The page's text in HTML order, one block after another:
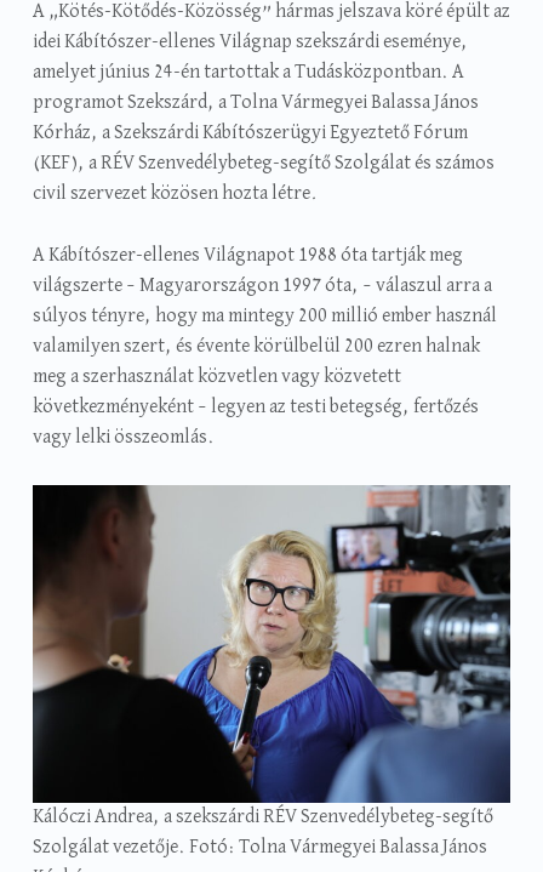
A „Kötés-Kötődés-Közösség” hármas jelszava köré épült az
idei Kábítószer-ellenes Világnap szekszárdi eseménye,
amelyet június 24-én tartottak a Tudásközpontban. A
programot Szekszárd, a Tolna Vármegyei Balassa János
Kórház, a Szekszárdi Kábítószerügyi Egyeztető Fórum
(KEF), a RÉV Szenvedélybeteg-segítő Szolgálat és számos
civil szervezet közösen hozta létre.
A Kábítószer-ellenes Világnapot 1988 óta tartják meg
világszerte – Magyarországon 1997 óta, – válaszul arra a
súlyos tényre, hogy ma mintegy 200 millió ember használ
valamilyen szert, és évente körülbelül 200 ezren halnak
meg a szerhasználat közvetlen vagy közvetett
következményeként – legyen az testi betegség, fertőzés
vagy lelki összeomlás.
Kálóczi Andrea, a szekszárdi RÉV Szenvedélybeteg-segítő
Szolgálat vezetője. Fotó: Tolna Vármegyei Balassa János